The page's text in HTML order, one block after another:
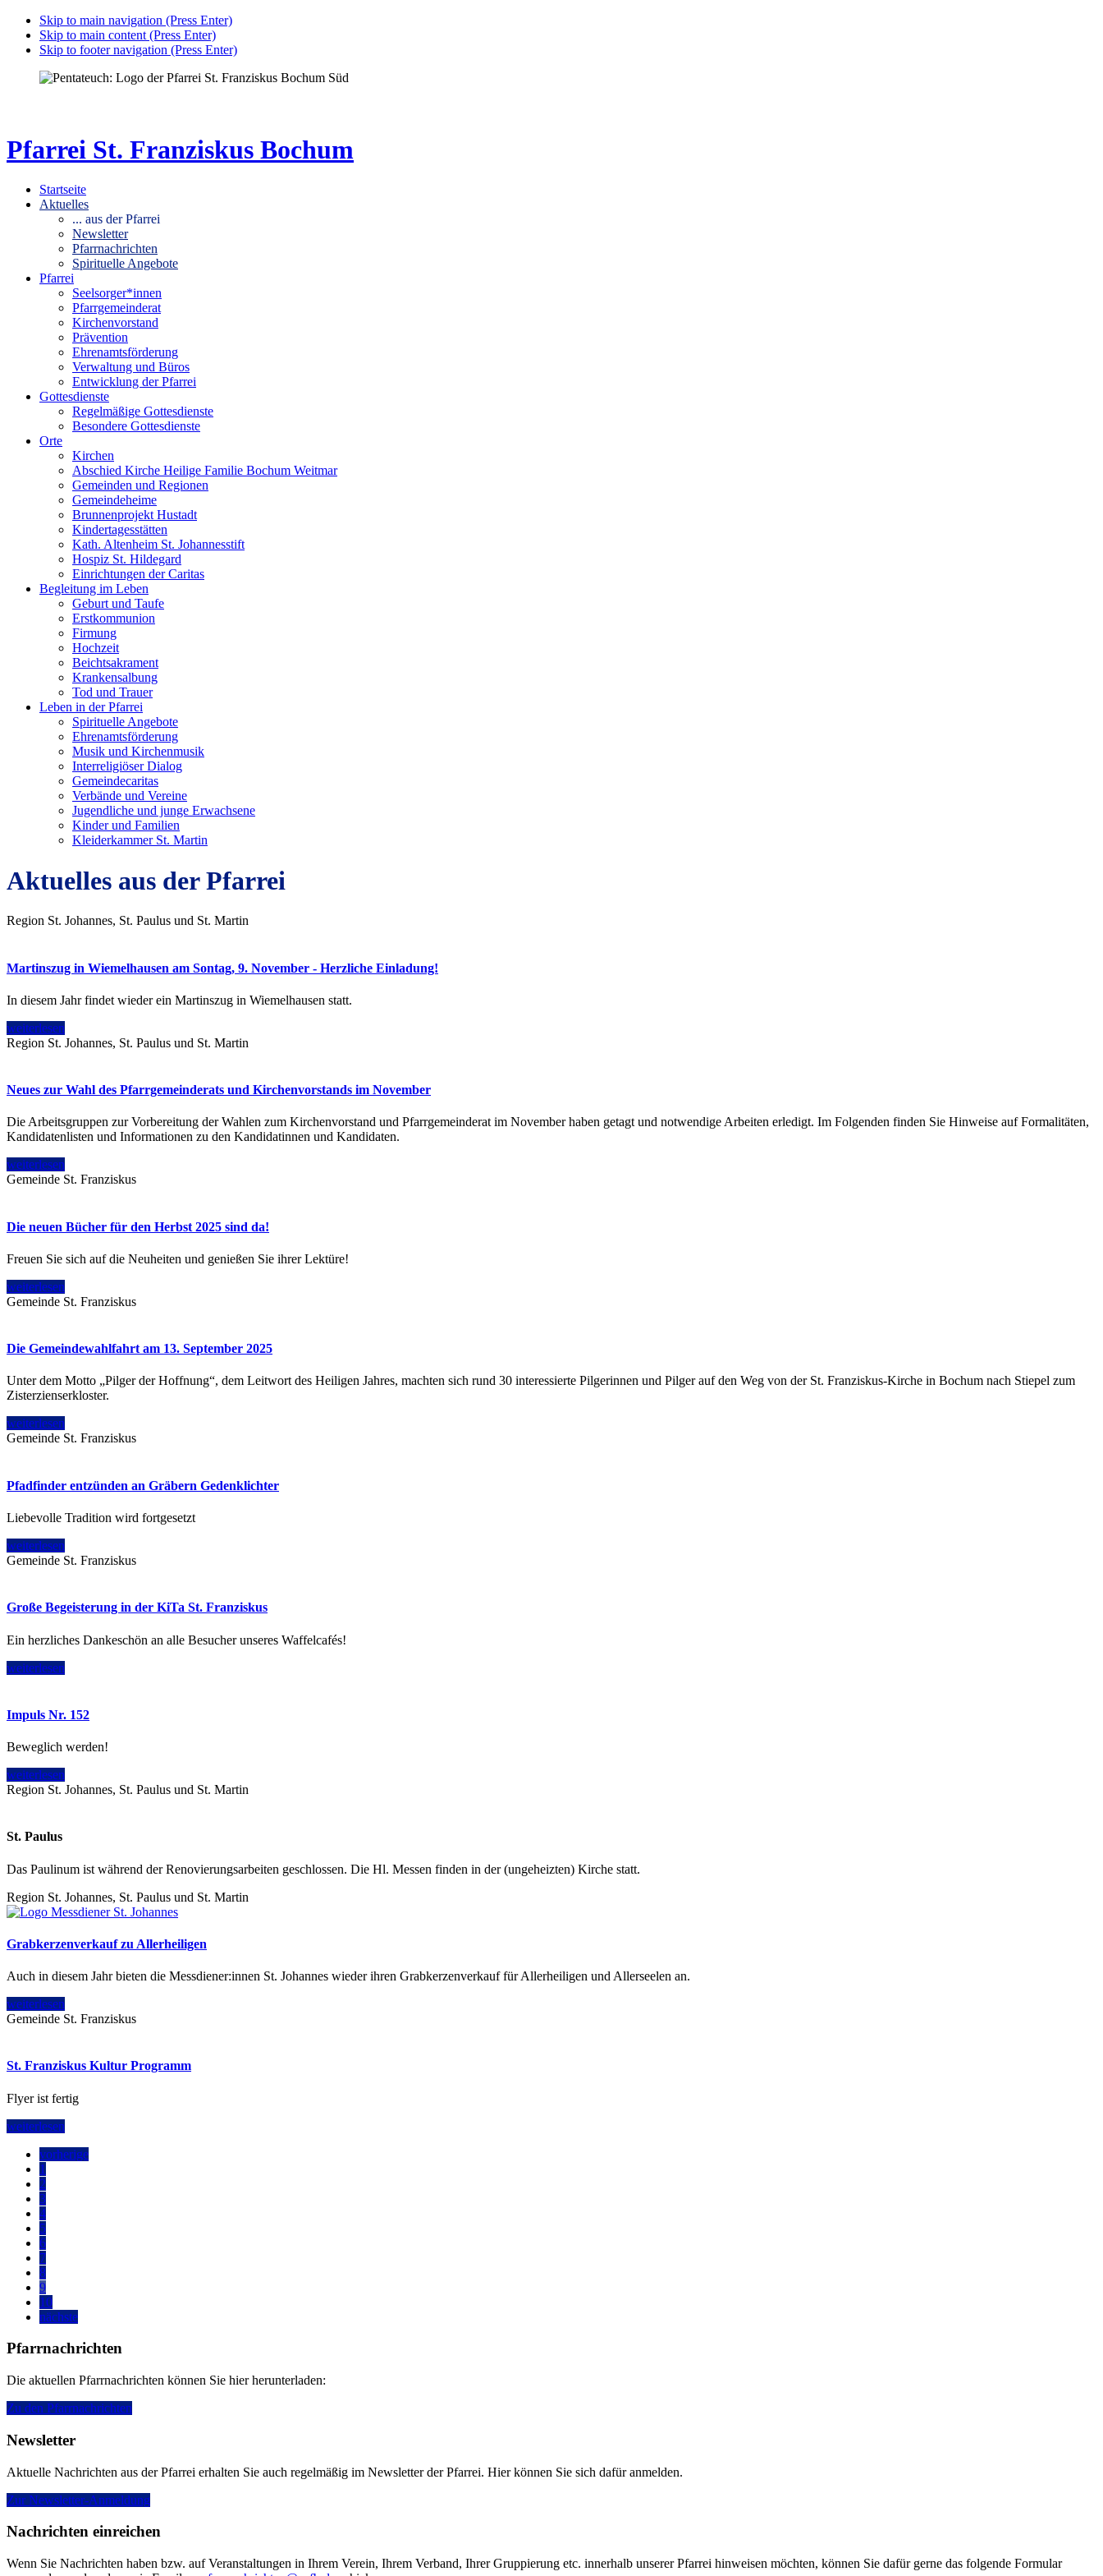
Skip to main navigation (Press Enter)
Skip to main content (Press Enter)
Skip to footer navigation (Press Enter)
Pfarrei St. Franziskus Bochum
Startseite
Aktuelles
... aus der Pfarrei
Newsletter
Pfarrnachrichten
Spirituelle Angebote
Pfarrei
Seelsorger*innen
Pfarrgemeinderat
Kirchenvorstand
Prävention
Ehrenamtsförderung
Verwaltung und Büros
Entwicklung der Pfarrei
Gottesdienste
Regelmäßige Gottesdienste
Besondere Gottesdienste
Orte
Kirchen
Abschied Kirche Heilige Familie Bochum Weitmar
Gemeinden und Regionen
Gemeindeheime
Brunnenprojekt Hustadt
Kindertagesstätten
Kath. Altenheim St. Johannesstift
Hospiz St. Hildegard
Einrichtungen der Caritas
Begleitung im Leben
Geburt und Taufe
Erstkommunion
Firmung
Hochzeit
Beichtsakrament
Krankensalbung
Tod und Trauer
Leben in der Pfarrei
Spirituelle Angebote
Ehrenamtsförderung
Musik und Kirchenmusik
Interreligiöser Dialog
Gemeindecaritas
Verbände und Vereine
Jugendliche und junge Erwachsene
Kinder und Familien
Kleiderkammer St. Martin
Aktuelles aus der Pfarrei
Region St. Johannes, St. Paulus und St. Martin
Martinszug in Wiemelhausen am Sontag, 9. November - Herzliche Einladung!
In diesem Jahr findet wieder ein Martinszug in Wiemelhausen statt.
weiterlesen
Region St. Johannes, St. Paulus und St. Martin
Neues zur Wahl des Pfarrgemeinderats und Kirchenvorstands im November
Die Arbeitsgruppen zur Vorbereitung der Wahlen zum Kirchenvorstand und Pfarrgemeinderat im November haben getagt und notwendige Arbeiten erledigt. Im Folgenden finden Sie Hinweise auf Formalitäten,
Kandidatenlisten und Informationen zu den Kandidatinnen und Kandidaten.
weiterlesen
Gemeinde St. Franziskus
Die neuen Bücher für den Herbst 2025 sind da!
Freuen Sie sich auf die Neuheiten und genießen Sie ihrer Lektüre!
weiterlesen
Gemeinde St. Franziskus
Die Gemeindewahlfahrt am 13. September 2025
Unter dem Motto „Pilger der Hoffnung“, dem Leitwort des Heiligen Jahres, machten sich rund 30 interessierte Pilgerinnen und Pilger auf den Weg von der St. Franziskus-Kirche in Bochum nach Stiepel zum
Zisterzienserkloster.
weiterlesen
Gemeinde St. Franziskus
Pfadfinder entzünden an Gräbern Gedenklichter
Liebevolle Tradition wird fortgesetzt
weiterlesen
Gemeinde St. Franziskus
Große Begeisterung in der KiTa St. Franziskus
Ein herzliches Dankeschön an alle Besucher unseres Waffelcafés!
weiterlesen
Impuls Nr. 152
Beweglich werden!
weiterlesen
Region St. Johannes, St. Paulus und St. Martin
St. Paulus
Das Paulinum ist während der Renovierungsarbeiten geschlossen. Die Hl. Messen finden in der (ungeheizten) Kirche statt.
Region St. Johannes, St. Paulus und St. Martin
Grabkerzenverkauf zu Allerheiligen
Auch in diesem Jahr bieten die Messdiener:innen St. Johannes wieder ihren Grabkerzenverkauf für Allerheiligen und Allerseelen an.
weiterlesen
Gemeinde St. Franziskus
St. Franziskus Kultur Programm
Flyer ist fertig
weiterlesen
vorherige
1
2
3
4
5
6
7
8
9
10
nächste
Pfarrnachrichten
Die aktuellen Pfarrnachrichten können Sie hier herunterladen:
Zu den Pfarrnachrichten
Newsletter
Aktuelle Nachrichten aus der Pfarrei erhalten Sie auch regelmäßig im Newsletter der Pfarrei. Hier können Sie sich dafür anmelden.
Zur Newsletter-Anmeldung
Nachrichten einreichen
Wenn Sie Nachrichten haben bzw. auf Veranstaltungen in Ihrem Verein, Ihrem Verband, Ihrer Gruppierung etc. innerhalb unserer Pfarrei hinweisen möchten, können Sie dafür gerne das folgende Formular